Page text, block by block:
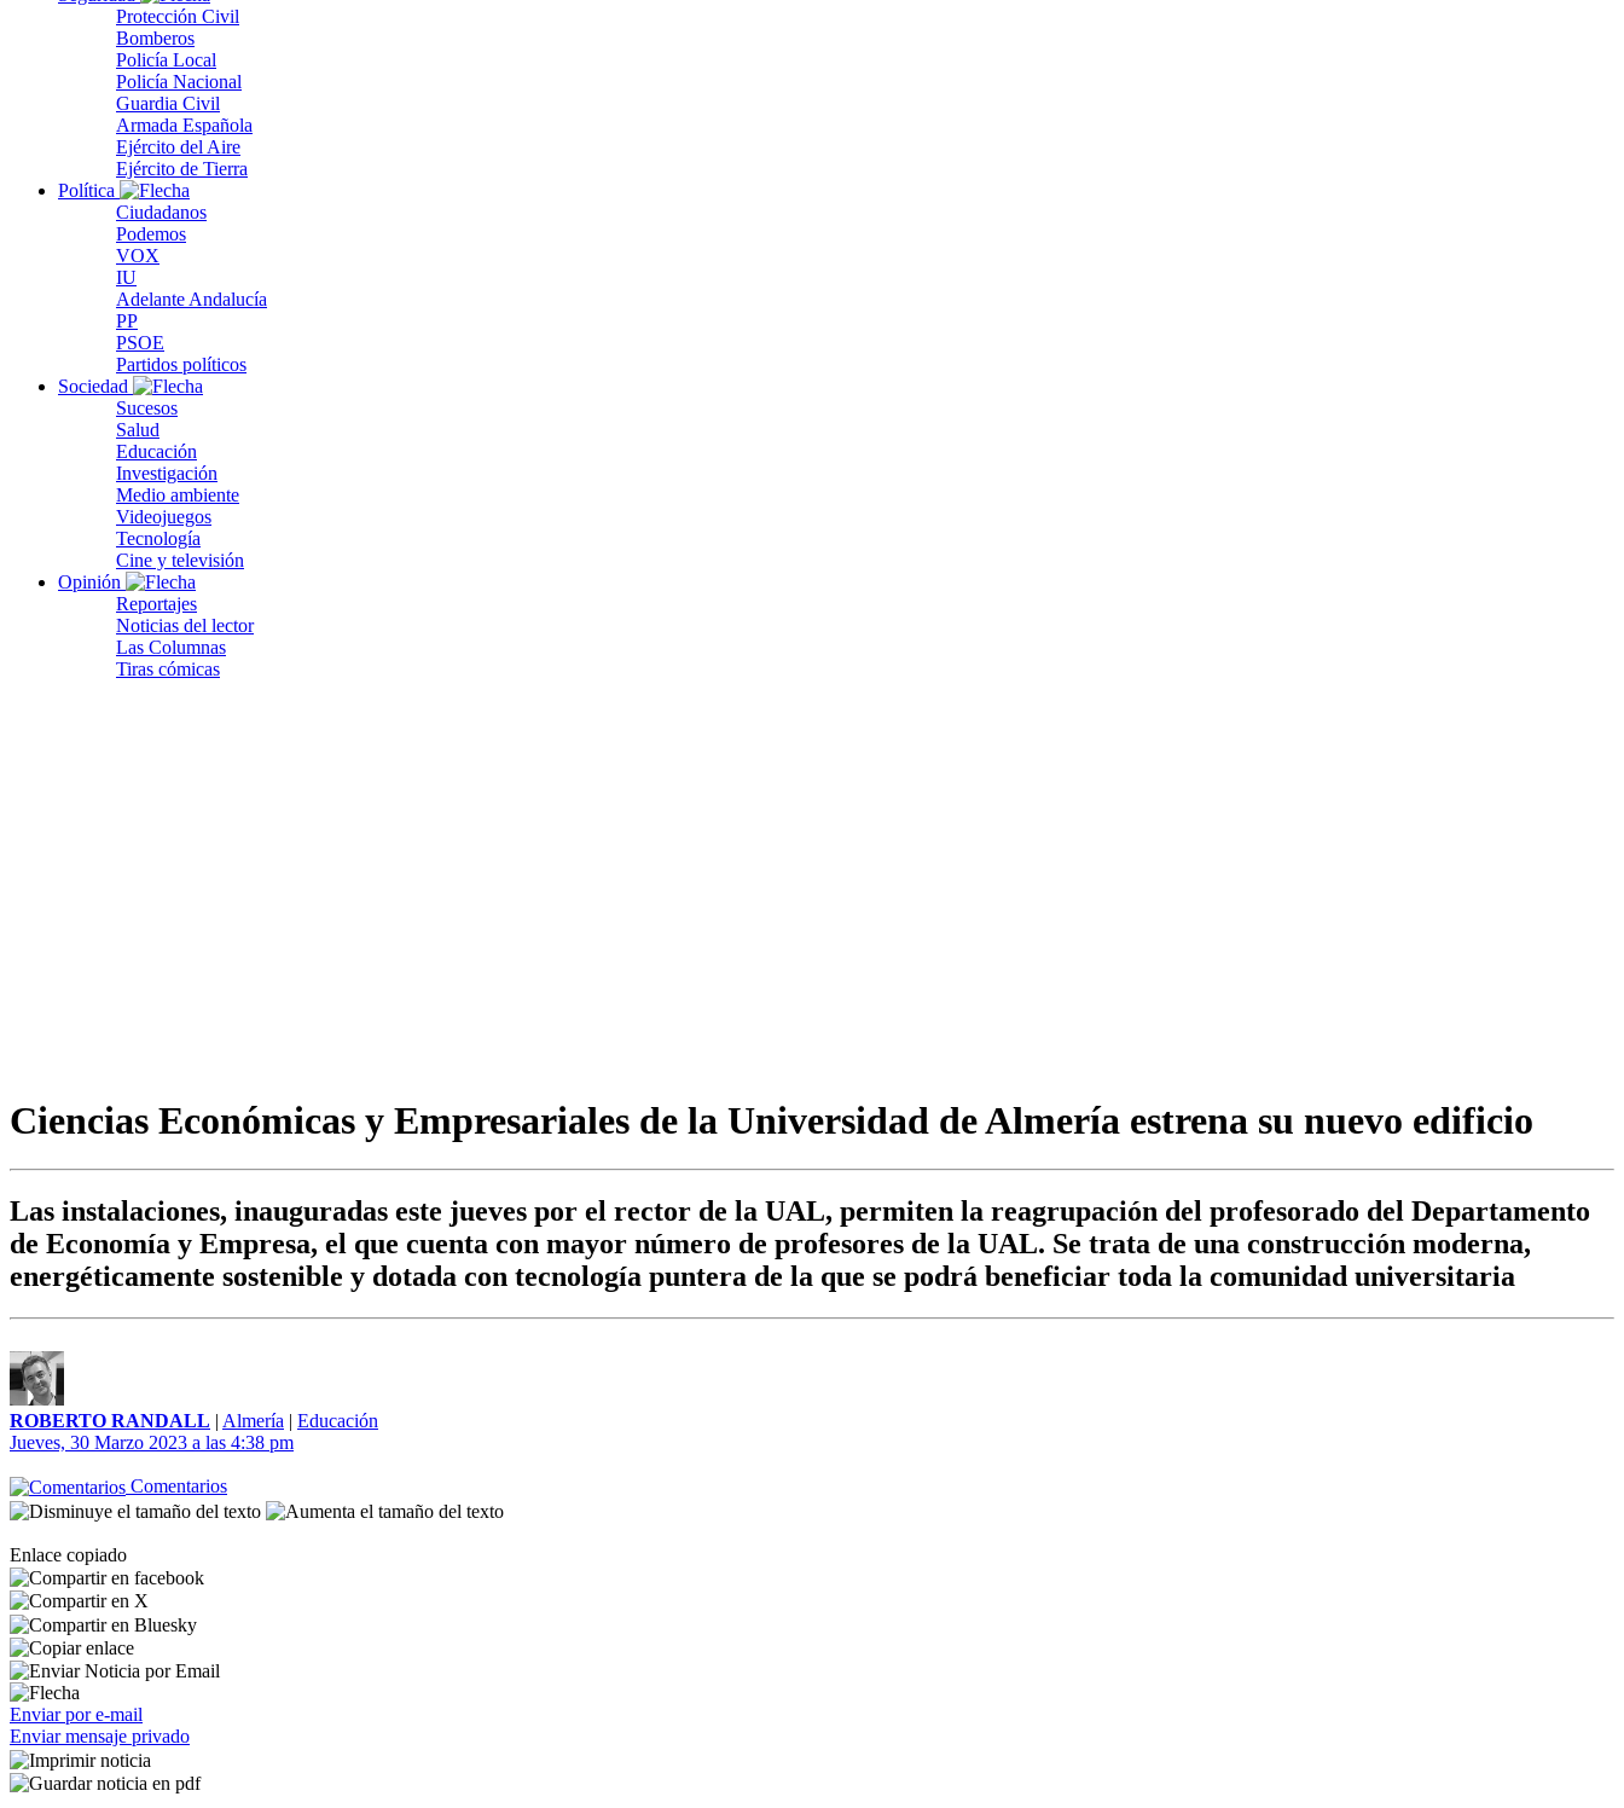
Protección Civil
Bomberos
Policía Local
Policía Nacional
Guardia Civil
Armada Española
Ejército del Aire
Ejército de Tierra
Política
Ciudadanos
Podemos
VOX
IU
Adelante Andalucía
PP
PSOE
Partidos políticos
Sociedad
Sucesos
Salud
Educación
Investigación
Medio ambiente
Videojuegos
Tecnología
Cine y televisión
Opinión
Reportajes
Noticias del lector
Las Columnas
Tiras cómicas
Ciencias Económicas y Empresariales de la Universidad de Almería estrena su nuevo edificio
Las instalaciones, inauguradas este jueves por el rector de la UAL, permiten la reagrupación del profesorado del Departamento
de Economía y Empresa, el que cuenta con mayor número de profesores de la UAL. Se trata de una construcción moderna,
energéticamente sostenible y dotada con tecnología puntera de la que se podrá beneficiar toda la comunidad universitaria
ROBERTO RANDALL | Almería | Educación
Jueves, 30 Marzo 2023 a las 4:38 pm
Comentarios
Enlace copiado
Enviar por e-mail
Enviar mensaje privado